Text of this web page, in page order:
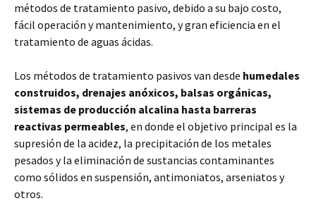
métodos de tratamiento pasivo, debido a su bajo costo,
fácil operación y mantenimiento, y gran eficiencia en el
tratamiento de aguas ácidas.
Los métodos de tratamiento pasivos van desde humedales
construidos, drenajes anóxicos, balsas orgánicas,
sistemas de producción alcalina hasta barreras
reactivas permeables, en donde el objetivo principal es la
supresión de la acidez, la precipitación de los metales
pesados y la eliminación de sustancias contaminantes
como sólidos en suspensión, antimoniatos, arseniatos y
otros.